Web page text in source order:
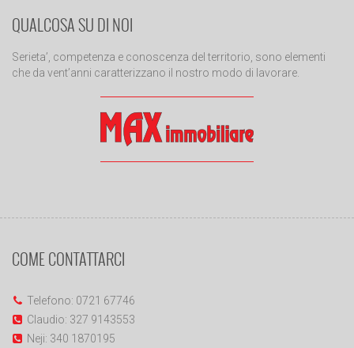
QUALCOSA SU DI NOI
Serieta’, competenza e conoscenza del territorio, sono elementi
che da vent’anni caratterizzano il nostro modo di lavorare.
COME CONTATTARCI
Telefono: 0721 67746
Claudio: 327 9143553
Neji: 340 1870195